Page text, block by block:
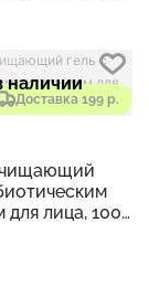
Доставка 199 р.
наличии
для лица, 100